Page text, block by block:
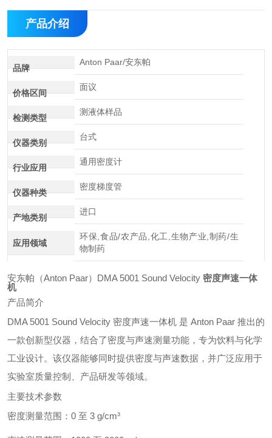
产品介绍
品牌
Anton Paar/安东帕
价格区间
面议
检测类型
测液体样品
仪器类别
台式
行业应用
通用密度计
仪器种类
密度梯度管
产地类别
进口
应用领域
环保,食品/农产品,化工,生物产业,制药/生
物制药
安东帕（Anton Paar）DMA 5001 Sound Velocity 密度声速一体
机
产品简介
DMA 5001 Sound Velocity 密度声速一体机 是 Anton Paar 推出的
一款创新型仪器，结合了密度与声速测量功能，专为饮料与化学
工业设计。该仪器能够同时提供密度与声速数据，并广泛应用于
实验室质量控制、产品研发等领域。
主要技术参数
密度测量范围：0 至 3 g/cm³